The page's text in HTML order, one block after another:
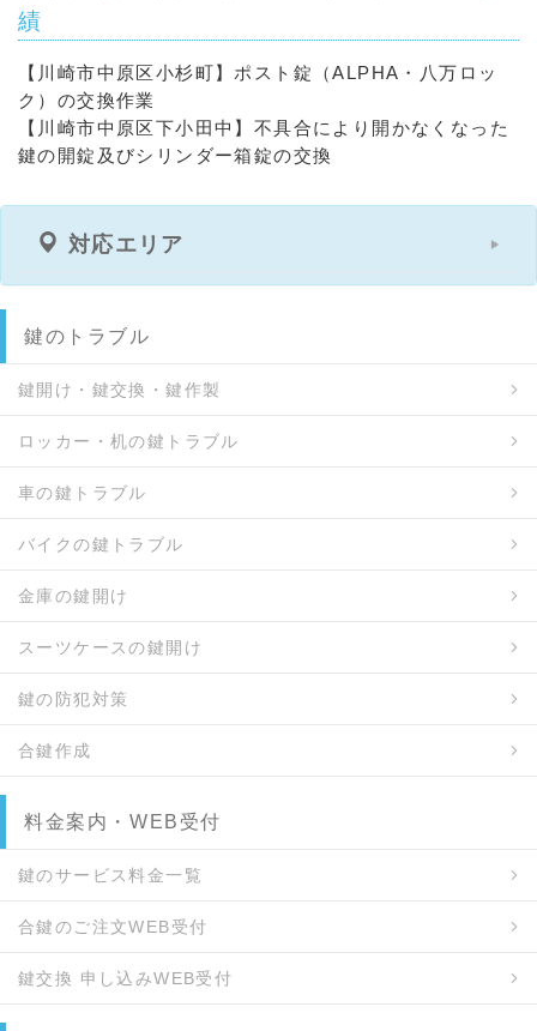
績
【川崎市中原区小杉町】ポスト錠（ALPHA・八万ロッ
ク）の交換作業
【川崎市中原区下小田中】不具合により開かなくなった
鍵の開錠及びシリンダー箱錠の交換
対応エリア
鍵のトラブル
鍵開け・鍵交換・鍵作製
ロッカー・机の鍵トラブル
車の鍵トラブル
バイクの鍵トラブル
金庫の鍵開け
スーツケースの鍵開け
鍵の防犯対策
合鍵作成
料金案内・WEB受付
鍵のサービス料金一覧
合鍵のご注文WEB受付
鍵交換 申し込みWEB受付